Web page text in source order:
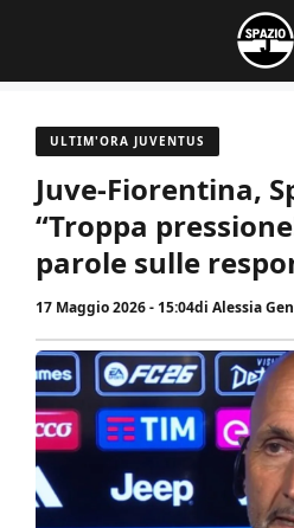
contenuto
ULTIM'ORA JUVENTUS
Juve-Fiorentina,
“Troppa
parole sulle
17 Maggio 2026 - 15:04di Alessia